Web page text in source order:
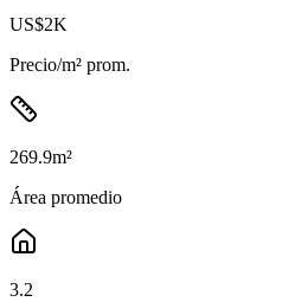
US$2K
Precio/m² prom.
269.9m²
Área promedio
3.2